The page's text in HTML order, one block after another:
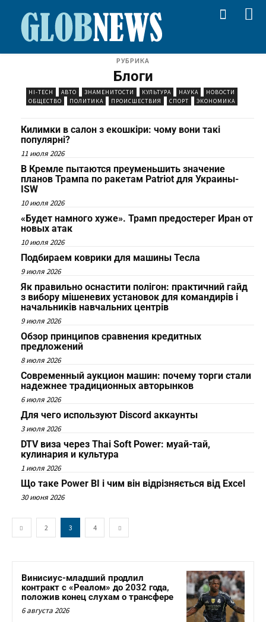
РУБРИКА
Блоги
HI-TECH АВТО ЗНАМЕНИТОСТИ КУЛЬТУРА НАУКА
НОВОСТИ
ОБЩЕСТВО
ПОЛИТИКА ПРОИСШЕСТВИЯ СПОРТ ЭКОНОМИКА
Килимки в салон з екошкіри: чому вони такі
популярні?
11 июля 2026
В Кремле пытаются преуменьшить значение
планов Трампа по ракетам Patriot для Украины-
ISW
10 июля 2026
«Будет намного хуже». Трамп предостерег Иран от
новых атак
10 июля 2026
Подбираем коврики для машины Тесла
9 июля 2026
Як правильно оснастити полігон: практичний гайд
з вибору мішеневих установок для командирів і
начальників навчальних центрів
9 июля 2026
Обзор принципов сравнения кредитных
предложений
8 июля 2026
Современный аукцион машин: почему торги стали
надежнее традиционных авторынков
6 июля 2026
Для чего используют Discord аккаунты
3 июля 2026
DTV виза через Thai Soft Power: муай-тай,
кулинария и культура
1 июля 2026
Що таке Power BI і чим він відрізняється від Excel
30 июня 2026
2 3 4
Винисиус-младший продлил
контракт с «Реалом» до 2032 года,
положив конец слухам о трансфере
6 августа 2026